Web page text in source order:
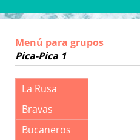
Menú para grupos
Pica-Pica 1
La Rusa
Bravas
Bucaneros